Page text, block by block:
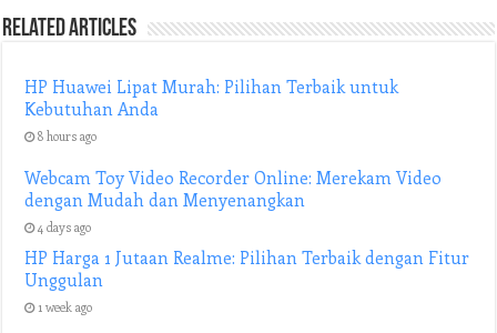
Related Articles
HP Huawei Lipat Murah: Pilihan Terbaik untuk
Kebutuhan Anda
8 hours ago
Webcam Toy Video Recorder Online: Merekam Video
dengan Mudah dan Menyenangkan
4 days ago
HP Harga 1 Jutaan Realme: Pilihan Terbaik dengan Fitur
Unggulan
1 week ago